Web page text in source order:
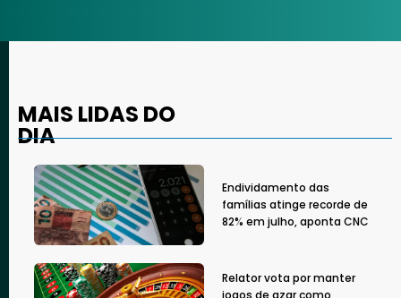
MAIS LIDAS DO
DIA
Endividamento das
famílias atinge recorde de
82% em julho, aponta CNC
Relator vota por manter
jogos de azar como